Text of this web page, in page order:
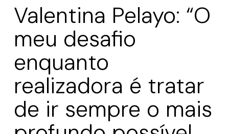
Valentina Pelayo: “O
meu desafio
enquanto
realizadora é tratar
de ir sempre o mais